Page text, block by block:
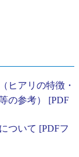
ヒアリの特徴・
の参考） [PDF
ついて [PDFフ